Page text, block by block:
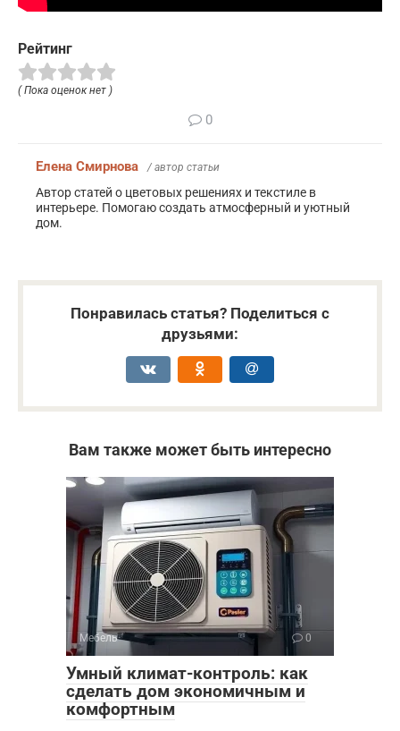
Рейтинг
( Пока оценок нет )
0
Елена Смирнова / автор статьи
Автор статей о цветовых решениях и текстиле в
интерьере. Помогаю создать атмосферный и уютный
дом.
Понравилась статья? Поделиться с
друзьями:
Вам также может быть интересно
Мебель 0
Умный климат-контроль: как
сделать дом экономичным и
комфортным